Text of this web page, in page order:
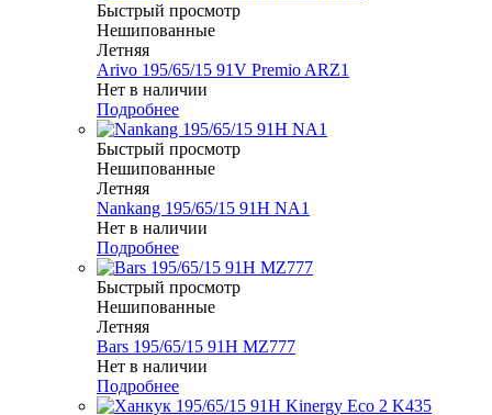
Быстрый просмотр
Нешипованные
Летняя
Arivo 195/65/15 91V Premio ARZ1
Нет в наличии
Подробнее
Быстрый просмотр
Нешипованные
Летняя
Nankang 195/65/15 91H NA1
Нет в наличии
Подробнее
Быстрый просмотр
Нешипованные
Летняя
Bars 195/65/15 91H MZ777
Нет в наличии
Подробнее